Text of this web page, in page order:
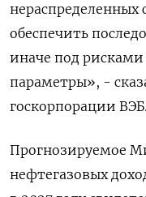
нераспределенных
обеспечить
иначе под рисками
параметры», -
госкорпорации
Прогнозируемое
нефтегазовых